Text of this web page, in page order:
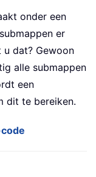
onder een
er
dat? Gewoon
alle submappen
een
dit te bereiken.